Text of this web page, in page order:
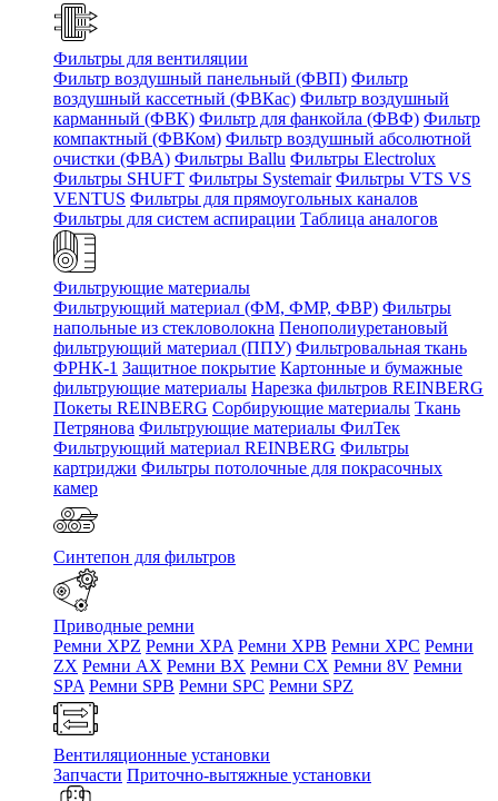
Фильтры для вентиляции
Фильтр воздушный панельный (ФВП) Фильтр
воздушный кассетный (ФВКас) Фильтр воздушный
карманный (ФВК) Фильтр для фанкойла (ФВФ) Фильтр
компактный (ФВКом) Фильтр воздушный абсолютной
очистки (ФВА) Фильтры Ballu Фильтры Electrolux
Фильтры SHUFT Фильтры Systemair Фильтры VTS VS
VENTUS Фильтры для прямоугольных каналов
Фильтры для систем аспирации Таблица аналогов
Фильтрующие материалы
Фильтрующий материал (ФМ, ФМР, ФВР) Фильтры
напольные из стекловолокна Пенополиуретановый
фильтрующий материал (ППУ) Фильтровальная ткань
ФРНК-1 Защитное покрытие Картонные и бумажные
фильтрующие материалы Нарезка фильтров REINBERG
Покеты REINBERG Сорбирующие материалы Ткань
Петрянова Фильтрующие материалы ФилТек
Фильтрующий материал REINBERG Фильтры
картриджи Фильтры потолочные для покрасочных
камер
Синтепон для фильтров
Приводные ремни
Ремни XPZ Ремни XPA Ремни XPB Ремни XPC Ремни
ZX Ремни AX Ремни BX Ремни CX Ремни 8V Ремни
SPA Ремни SPB Ремни SPC Ремни SPZ
Вентиляционные установки
Запчасти Приточно-вытяжные установки